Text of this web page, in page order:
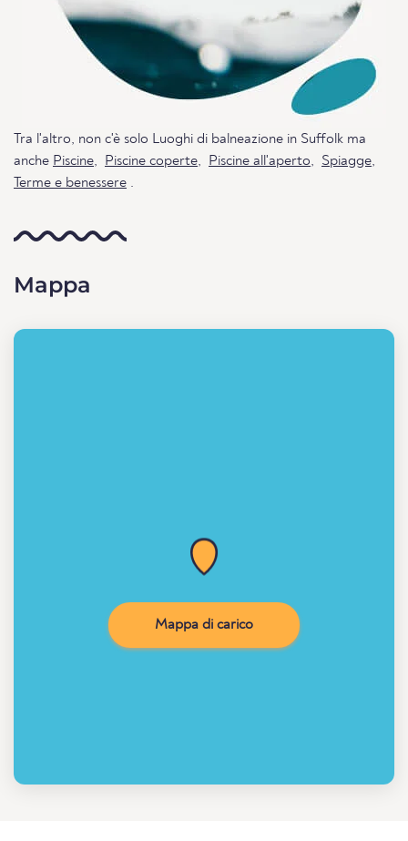
Tra l'altro, non c'è solo Luoghi di balneazione in Suffolk ma
anche Piscine, Piscine coperte, Piscine all'aperto, Spiagge,
Terme e benessere .
Mappa
Mappa di carico